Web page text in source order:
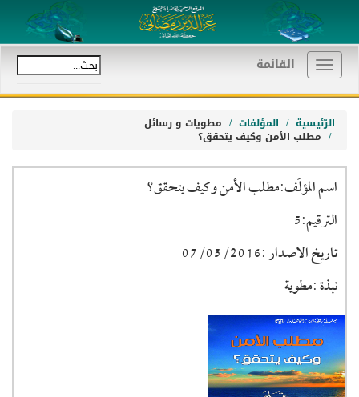
Toggle
navigation
القائمة
الرّئيسية المؤلفات مطويات و رسائل
مطلب الأمن وكيف يتحقق؟
اسم المؤلَف:مطلب الأمن وكيف يتحقق؟
الترقيم:5
تاريخ الاصدار :07/05/2016
نبذة :مطوية